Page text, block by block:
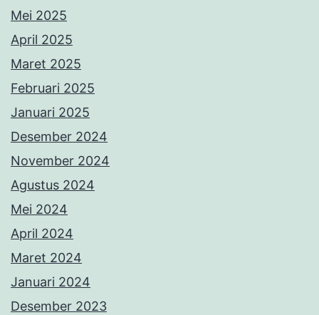
Mei 2025
April 2025
Maret 2025
Februari 2025
Januari 2025
Desember 2024
November 2024
Agustus 2024
Mei 2024
April 2024
Maret 2024
Januari 2024
Desember 2023